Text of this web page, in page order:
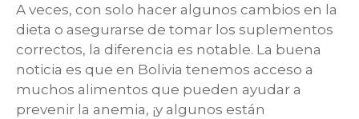
A veces, con solo hacer algunos cambios en la
dieta o asegurarse de tomar los suplementos
correctos, la diferencia es notable. La buena
noticia es que en Bolivia tenemos acceso a
muchos alimentos que pueden ayudar a
prevenir la anemia, ¡y algunos están